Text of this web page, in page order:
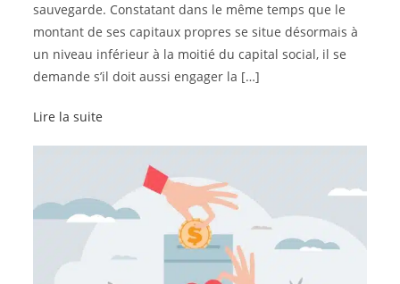
sauvegarde. Constatant dans le même temps que le
montant de ses capitaux propres se situe désormais à
un niveau inférieur à la moitié du capital social, il se
demande s’il doit aussi engager la […]
Lire la suite